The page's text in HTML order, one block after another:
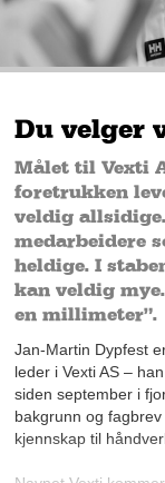
Du velger
Målet til Vexti
foretrukken
veldig
medarbeidere
heldige. I
kan veldig
en millimeter”.
Jan-Martin Dypfest
leder i Vexti AS –
siden september i
bakgrunn og
kjennskap til